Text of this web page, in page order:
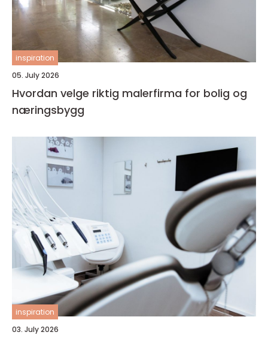
inspiration
05. July 2026
Hvordan velge riktig malerfirma for bolig og
næringsbygg
inspiration
03. July 2026